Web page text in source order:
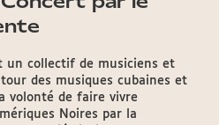
un collectif de musiciens et
des musiques cubaines et
volonté de faire vivre
Noires par la